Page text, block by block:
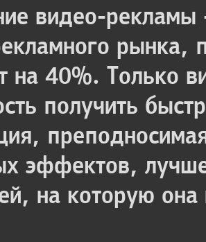
видео-рекламы
рынка,
на 40%. Только
получить
эффектов,
на которую